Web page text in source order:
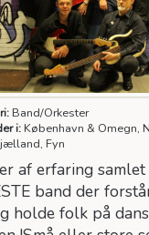
Band/Orkester
i: København & Omegn,
Fyn
af erfaring
band der
holde folk på